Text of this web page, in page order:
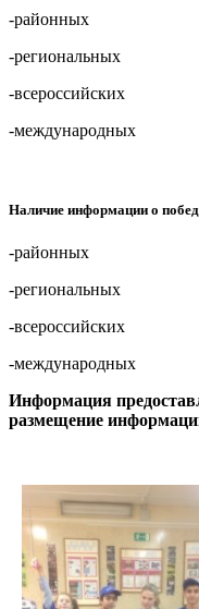
-районных
-региональных
-всероссийских
-международных
Наличие информации о
-районных
-региональных
-всероссийских
-международных
Информация
размещение